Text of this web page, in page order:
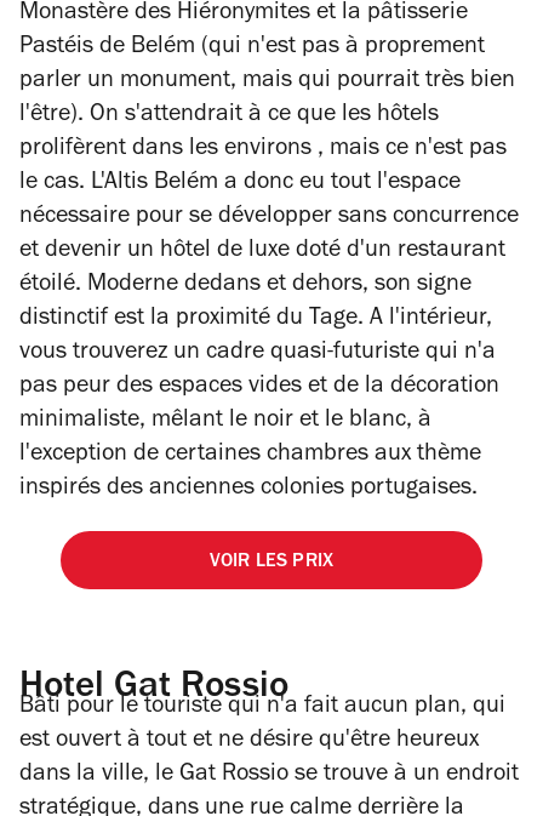
Monastère des Hiéronymites et la pâtisserie
Pastéis de Belém (qui n'est pas à proprement
parler un monument, mais qui pourrait très bien
l'être). On s'attendrait à ce que les hôtels
prolifèrent dans les environs , mais ce n'est pas
le cas. L'Altis Belém a donc eu tout l'espace
nécessaire pour se développer sans concurrence
et devenir un hôtel de luxe doté d'un restaurant
étoilé. Moderne dedans et dehors, son signe
distinctif est la proximité du Tage. A l'intérieur,
vous trouverez un cadre quasi-futuriste qui n'a
pas peur des espaces vides et de la décoration
minimaliste, mêlant le noir et le blanc, à
l'exception de certaines chambres aux thème
inspirés des anciennes colonies portugaises.
VOIR LES PRIX
Hotel Gat Rossio
Bâti pour le touriste qui n'a fait aucun plan, qui
est ouvert à tout et ne désire qu'être heureux
dans la ville, le Gat Rossio se trouve à un endroit
stratégique, dans une rue calme derrière la